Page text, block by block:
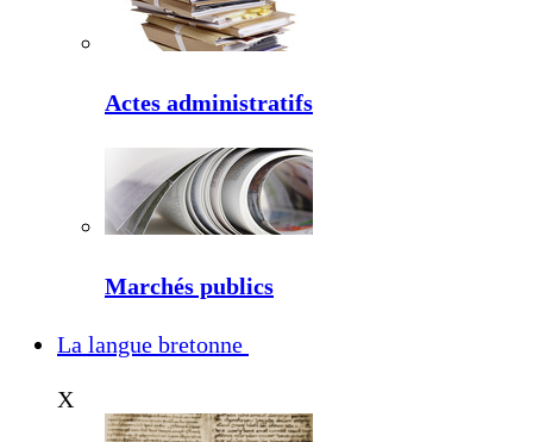
Actes administratifs
Marchés publics
La langue bretonne
X